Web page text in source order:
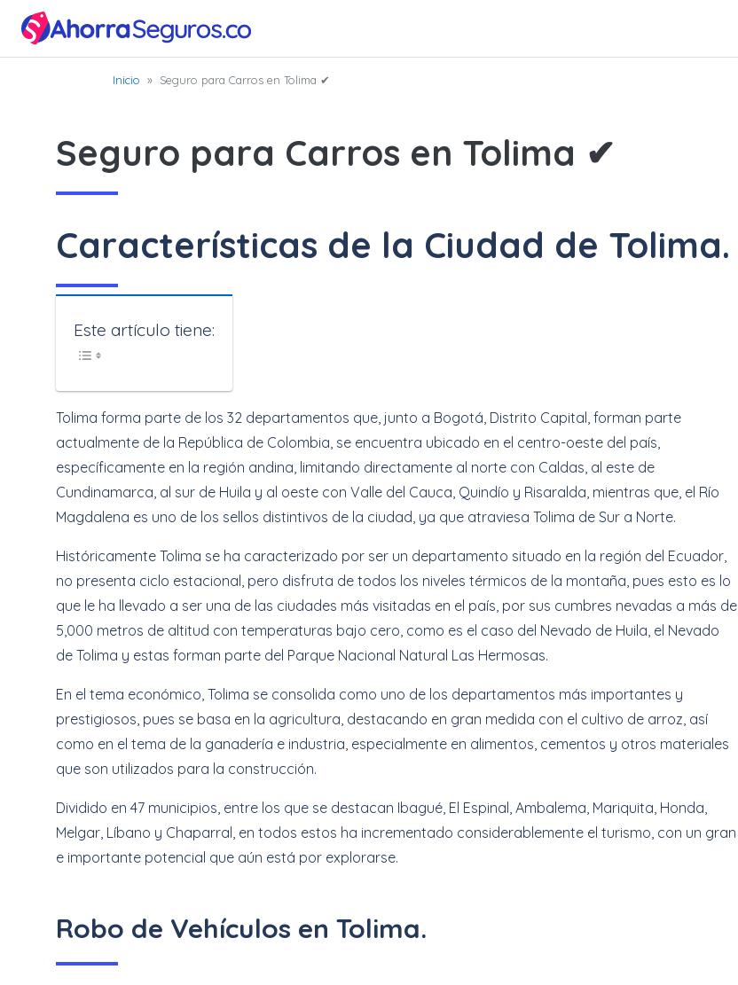
para
Carros
SOAT
Blog
Inicio » Seguro para Carros en Tolima ✔
Seguro para Carros en Tolima ✔
Características de la Ciudad de Tolima.
Este artículo tiene:
Tolima forma parte de los 32 departamentos que, junto a Bogotá, Distrito Capital, forman parte
actualmente de la República de Colombia, se encuentra ubicado en el centro-oeste del país,
específicamente en la región andina, limitando directamente al norte con Caldas, al este de
Cundinamarca, al sur de Huila y al oeste con Valle del Cauca, Quindío y Risaralda, mientras que, el Río
Magdalena es uno de los sellos distintivos de la ciudad, ya que atraviesa Tolima de Sur a Norte.
Históricamente Tolima se ha caracterizado por ser un departamento situado en la región del Ecuador,
no presenta ciclo estacional, pero disfruta de todos los niveles térmicos de la montaña, pues esto es lo
que le ha llevado a ser una de las ciudades más visitadas en el país, por sus cumbres nevadas a más de
5,000 metros de altitud con temperaturas bajo cero, como es el caso del Nevado de Huila, el Nevado
de Tolima y estas forman parte del Parque Nacional Natural Las Hermosas.
En el tema económico, Tolima se consolida como uno de los departamentos más importantes y
prestigiosos, pues se basa en la agricultura, destacando en gran medida con el cultivo de arroz, así
como en el tema de la ganadería e industria, especialmente en alimentos, cementos y otros materiales
que son utilizados para la construcción.
Dividido en 47 municipios, entre los que se destacan Ibagué, El Espinal, Ambalema, Mariquita, Honda,
Melgar, Líbano y Chaparral, en todos estos ha incrementado considerablemente el turismo, con un gran
e importante potencial que aún está por explorarse.
Robo de Vehículos en Tolima.